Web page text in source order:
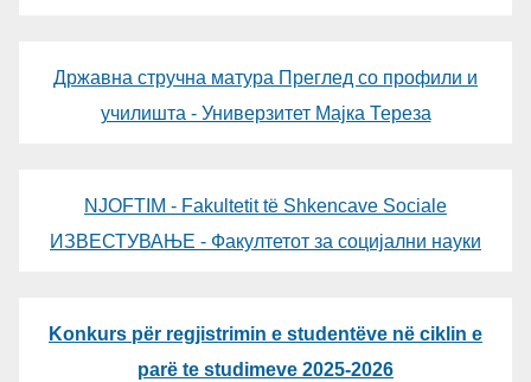
Државна стручна матура Преглед со профили и
училишта - Универзитет Мајка Тереза
NJOFTIM - Fakultetit të Shkencave Sociale
ИЗВЕСТУВАЊЕ - Факултетот за социјални науки
Konkurs për regjistrimin e studentëve në ciklin e
parë te studimeve 2025-2026